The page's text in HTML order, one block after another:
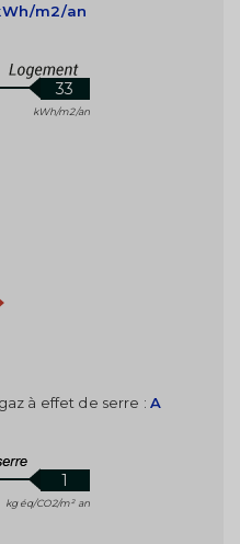
m2/an
33
kWh/m2/an
à effet de serre : A
1
kg éq/CO2/m² an